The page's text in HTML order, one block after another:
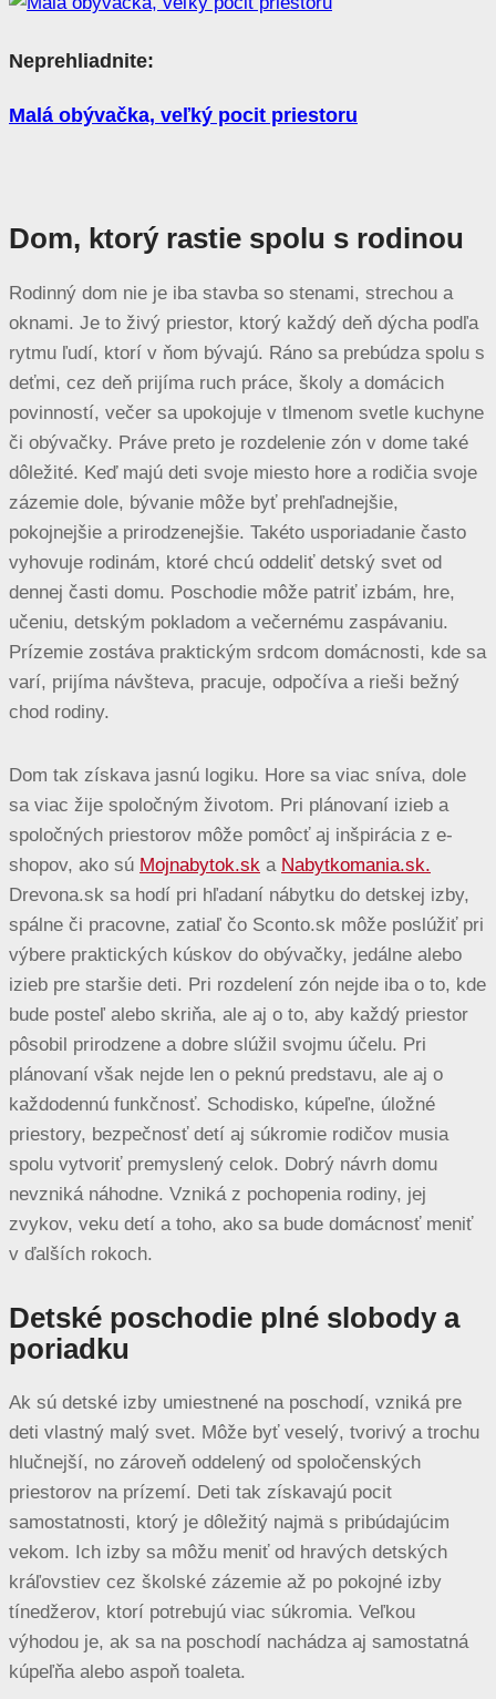
Neprehliadnite:
Malá obývačka, veľký pocit priestoru
Dom, ktorý rastie spolu s rodinou
Rodinný dom nie je iba stavba so stenami, strechou a
oknami. Je to živý priestor, ktorý každý deň dýcha podľa
rytmu ľudí, ktorí v ňom bývajú. Ráno sa prebúdza spolu s
deťmi, cez deň prijíma ruch práce, školy a domácich
povinností, večer sa upokojuje v tlmenom svetle kuchyne
či obývačky. Práve preto je rozdelenie zón v dome také
dôležité. Keď majú deti svoje miesto hore a rodičia svoje
zázemie dole, bývanie môže byť prehľadnejšie,
pokojnejšie a prirodzenejšie. Takéto usporiadanie často
vyhovuje rodinám, ktoré chcú oddeliť detský svet od
dennej časti domu. Poschodie môže patriť izbám, hre,
učeniu, detským pokladom a večernému zaspávaniu.
Prízemie zostáva praktickým srdcom domácnosti, kde sa
varí, prijíma návšteva, pracuje, odpočíva a rieši bežný
chod rodiny.
Dom tak získava jasnú logiku. Hore sa viac sníva, dole
sa viac žije spoločným životom. Pri plánovaní izieb a
spoločných priestorov môže pomôcť aj inšpirácia z e-
shopov, ako sú Mojnabytok.sk a Nabytkomania.sk.
Drevona.sk sa hodí pri hľadaní nábytku do detskej izby,
spálne či pracovne, zatiaľ čo Sconto.sk môže poslúžiť pri
výbere praktických kúskov do obývačky, jedálne alebo
izieb pre staršie deti. Pri rozdelení zón nejde iba o to, kde
bude posteľ alebo skriňa, ale aj o to, aby každý priestor
pôsobil prirodzene a dobre slúžil svojmu účelu. Pri
plánovaní však nejde len o peknú predstavu, ale aj o
každodennú funkčnosť. Schodisko, kúpeľne, úložné
priestory, bezpečnosť detí aj súkromie rodičov musia
spolu vytvoriť premyslený celok. Dobrý návrh domu
nevzniká náhodne. Vzniká z pochopenia rodiny, jej
zvykov, veku detí a toho, ako sa bude domácnosť meniť
v ďalších rokoch.
Detské poschodie plné slobody a
poriadku
Ak sú detské izby umiestnené na poschodí, vzniká pre
deti vlastný malý svet. Môže byť veselý, tvorivý a trochu
hlučnejší, no zároveň oddelený od spoločenských
priestorov na prízemí. Deti tak získavajú pocit
samostatnosti, ktorý je dôležitý najmä s pribúdajúcim
vekom. Ich izby sa môžu meniť od hravých detských
kráľovstiev cez školské zázemie až po pokojné izby
tínedžerov, ktorí potrebujú viac súkromia. Veľkou
výhodou je, ak sa na poschodí nachádza aj samostatná
kúpeľňa alebo aspoň toaleta.